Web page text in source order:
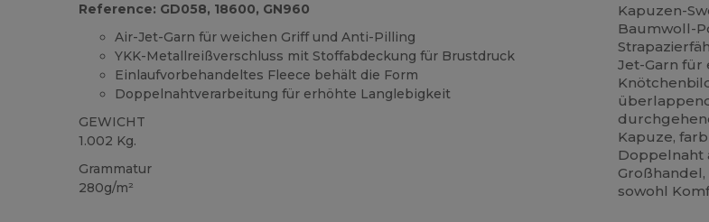
Reference: GD058, 18600, GN960
Air-Jet-Garn für weichen Griff und Anti-Pilling
YKK-Metallreißverschluss mit Stoffabdeckung für Brustdruck
Einlaufvorbehandeltes Fleece behält die Form
Doppelnahtverarbeitung für erhöhte Langlebigkeit
GEWICHT
1.002 Kg.
Grammatur
280g/m²
Kapuzen-
Baumwoll-
Jet-Garn
Kapuze,
Doppelnaht
sowohl